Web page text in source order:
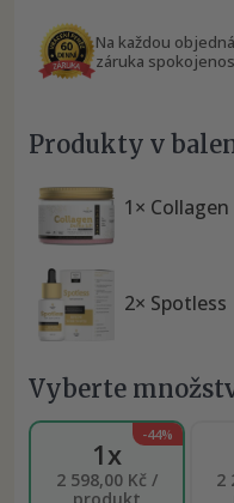
Na každou
záruka
Produkty v
1×
2× Spotless
Vyberte
-44%
1x
2 598,00 Kč /
produkt
2